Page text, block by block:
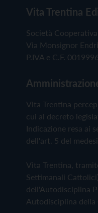
Vita Trentina
Società Cooperativa
Via Monsignor
P.IVA e C.F.
Vita Trentina
cui al decreto
Indicazione resa ai
dell'art. 5 del
Vita Trentina,
Settimanali
dell'Autodisciplina
Autodisciplina della